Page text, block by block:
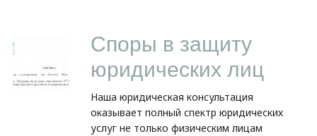
Споры в защиту
юридических лиц
Наша юридическая консультация
оказывает полный спектр юридических
услуг не только физическим лицам